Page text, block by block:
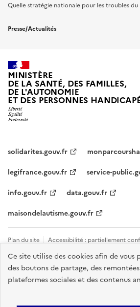
Ce site utilise des cookies afin de vous
des boutons de partage, des
plateformes sociales et des contenus
Quelle stratégie nationale pour les troubles
Presse/Actualités
MINISTÈRE
DE LA SANTÉ, DES FAMILLES,
DE L'AUTONOMIE
ET DES PERSONNES
solidarites.gouv.fr
legifrance.gouv.fr
service-
info.gouv.fr
data.gouv.fr
maisondelautisme.gouv.fr
Plan du site Accessibilité : partiellement
Données personnelles et cookies
Nous